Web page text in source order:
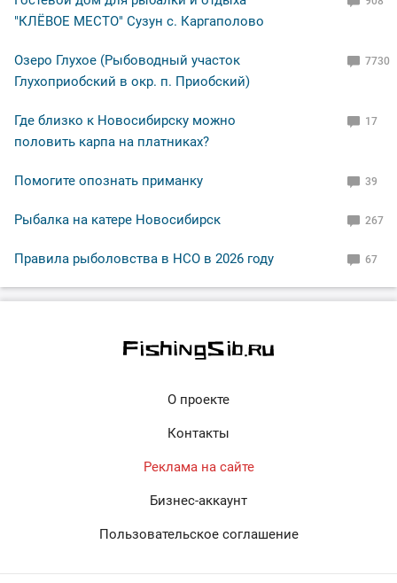
"КЛЁВОЕ МЕСТО" Сузун с. Каргаполово
Озеро Глухое (Рыбоводный участок
Глухоприобский в окр. п. Приобский)
7730
Где близко к Новосибирску можно
половить карпа на платниках?
17
Помогите опознать приманку 39
Рыбалка на катере Новосибирск 267
Правила рыболовства в НСО в 2026 году 67
О проекте
Контакты
Реклама на сайте
Бизнес-аккаунт
Пользовательское соглашение